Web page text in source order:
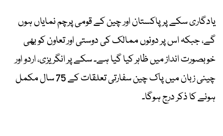
یادگاری سکے پر پاکستان اور چین کے قومی پرچم نمایاں ہوں
گے، جبکہ اس پر دونوں ممالک کی دوستی اور تعاون کو بھی
خوبصورت انداز میں ظاہر کیا گیا ہے۔ سکے پر انگریزی، اردو اور
چینی زبان میں پاک چین سفارتی تعلقات کے 75 سال مکمل
ہونے کا ذکر درج ہوگا۔